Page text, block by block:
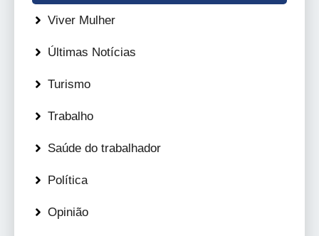
Viver Mulher
Últimas Notícias
Turismo
Trabalho
Saúde do trabalhador
Política
Opinião